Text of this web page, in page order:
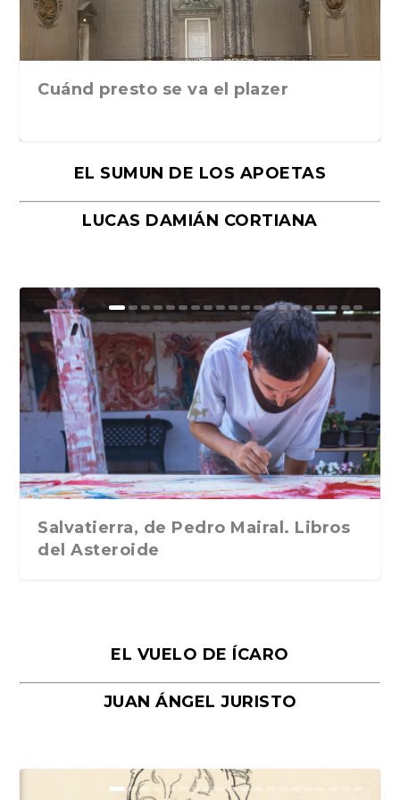
Cuánd presto se va el plazer
Moral, de Lyra Ekström Lindbäck.
Traducción de Car...
Revolución, de Hugo Gonçalves.
Libros del Asteroid...
«La música ha sido el gran amor de
mi vida». Esthe...
«El barman del Ritz», de Philippe
Collin. Traducci...
Mañanas de editorial, noches de
Bocaccio
EL SUMUN DE LOS APOETAS
LUCAS DAMIÁN CORTIANA
Salvatierra, de Pedro Mairal. Libros
del Asteroide
EL VUELO DE ÍCARO
JUAN ÁNGEL JURISTO